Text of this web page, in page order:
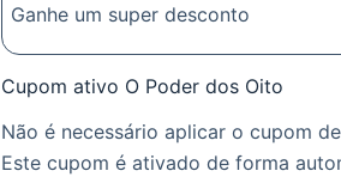
Ganhe um super desconto
Cupom ativo O Poder dos Oito
Não é necessário aplicar o cupom
Este cupom é ativado de forma